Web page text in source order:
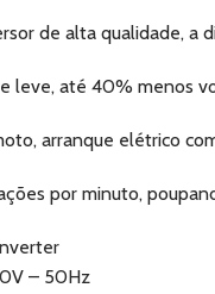
de alta qualidade, a
leve, até 40% menos
arranque elétrico
por minuto,
– 50Hz